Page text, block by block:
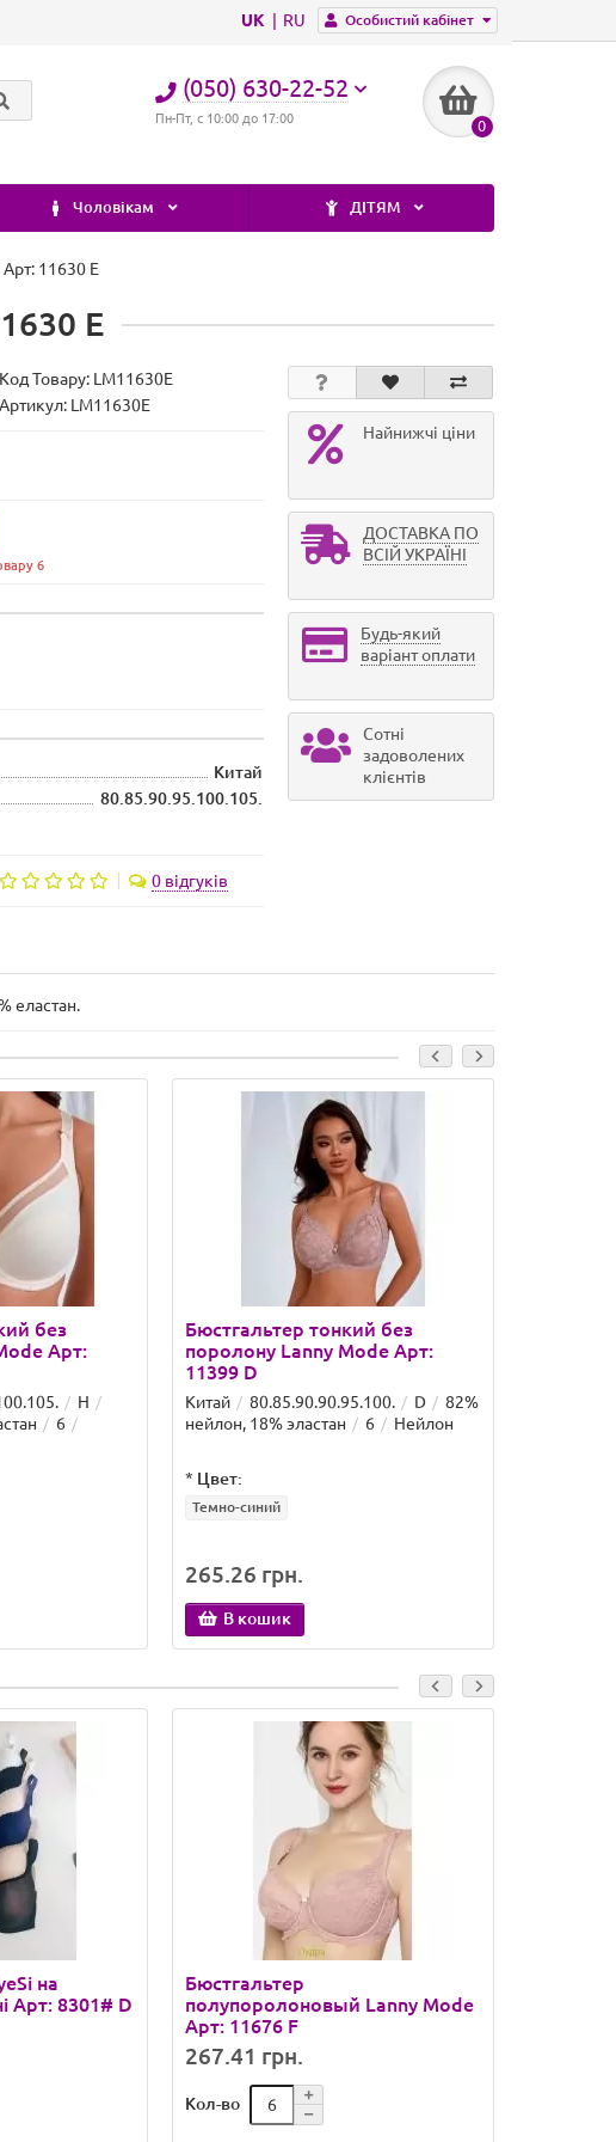
Особистий кабінет
UK RU
(050) 630-22-52
Пн-Пт, с 10:00 до 17:00 0
Чоловікам ДІТЯМ
11630 E
E
Код Товару: LM11630E
Артикул: LM11630E
6
Китай
80.85.90.95.100.105.
0 відгуків
Найнижчі ціни
ДОСТАВКА ПО
ВСІЙ УКРАЇНІ
Будь-який
варіант оплати
Сотні
задоволених
клієнтів
еластан.
без
Арт:
H
6
Бюстгальтер тонкий без
поролону Lanny Mode Арт:
11399 D
Китай 80.85.90.90.95.100. D
82%
нейлон, 18% эластан
6 Нейлон
* Цвет:
Темно-синий
265.26 грн.
В кошик
на
Арт: 8301# D
Бюстгальтер
полупоролоновый Lanny Mode
Арт: 11676 F
267.41 грн.
Кол-во